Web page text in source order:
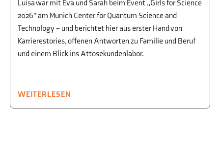
Luisa war mit Eva und Sarah beim Event „Girls for Science
2026" am Munich Center for Quantum Science and
Technology – und berichtet hier aus erster Hand von
Karrierestories, offenen Antworten zu Familie und Beruf
und einem Blick ins Attosekundenlabor.
WEITERLESEN